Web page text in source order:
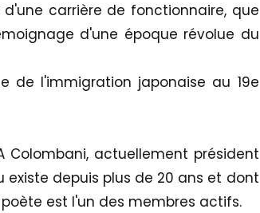
carrière de fonctionnaire, que
d'une époque révolue du
de l'immigration japonaise au 19e
actuellement président
depuis plus de 20 ans et dont
est l'un des membres actifs.